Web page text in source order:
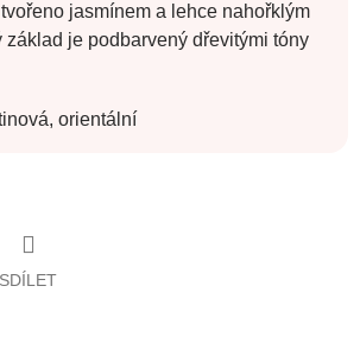
jasmínem a lehce nahořklým
základ je podbarvený dřevitými tóny
orientální
SDÍLET